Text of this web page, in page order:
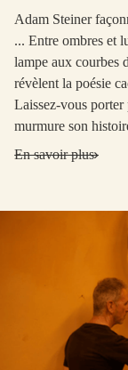
Adam Steiner
... Entre ombres et
lampe aux courbes
révèlent la poésie
Laissez-vous
murmure son
En savoir plus